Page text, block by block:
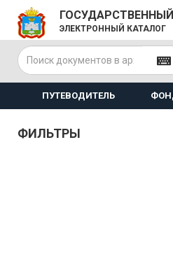
ЭЛЕКТРОННЫЙ КАТАЛОГ
ПУТЕВОДИТЕЛЬ
ФИЛЬТРЫ